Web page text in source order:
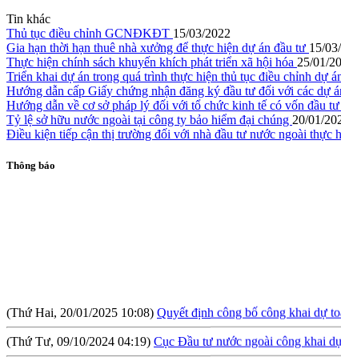
Tin khác
Thủ tục điều chỉnh GCNĐKĐT 15/03/2022
Gia hạn thời hạn thuê nhà xưởng để thực hiện dự án đầu tư 15/
Thực hiện chính sách khuyến khích phát triển xã hội hóa 25/01/
Triển khai dự án trong quá trình thực hiện thủ tục điều chỉnh dự
Hướng dẫn cấp Giấy chứng nhận đăng ký đầu tư đối với các dự
Hướng dẫn về cơ sở pháp lý đối với tổ chức kinh tế có vốn đầu
Tỷ lệ sở hữu nước ngoài tại công ty bảo hiểm đại chúng 20/01/
Điều kiện tiếp cận thị trường đối với nhà đầu tư nước ngoài thực
Thông báo
(Thứ Tư, 09/10/2024 04:19) Cục Đầu tư nước ngoài công khai
(Thứ Ba, 08/10/2024 04:12) Công khai quyết toán ngân sách